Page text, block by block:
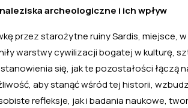
archeologiczne i ich wpływ
przez starożytne ruiny Sardis, miejsce,
warstwy cywilizacji bogatej w kulturę,
się, jak te pozostałości łączą
aby stanąć wśród tej historii,
refleksje, jak i badania naukowe,